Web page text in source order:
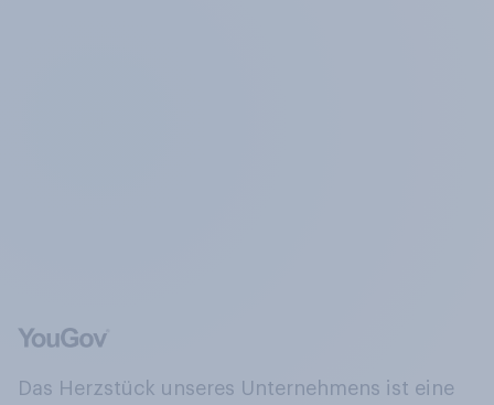
Das Herzstück unseres Unternehmens ist eine